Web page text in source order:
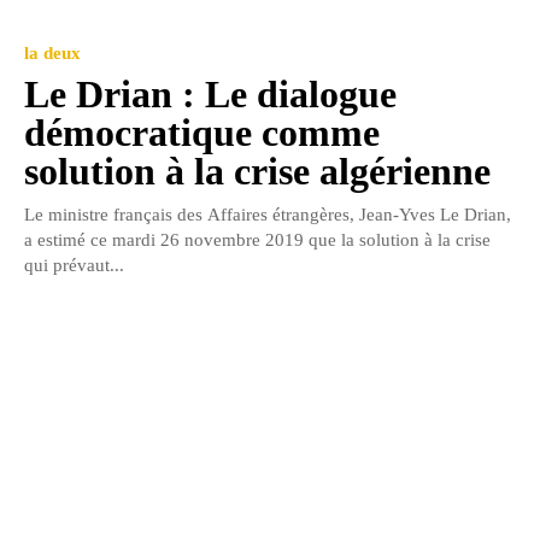
la deux
Le Drian : Le dialogue
démocratique comme
solution à la crise algérienne
Le ministre français des Affaires étrangères, Jean-Yves Le Drian,
a estimé ce mardi 26 novembre 2019 que la solution à la crise
qui prévaut...